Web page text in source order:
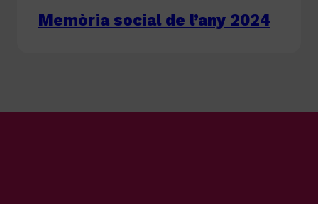
Memòria social de l’any 2024